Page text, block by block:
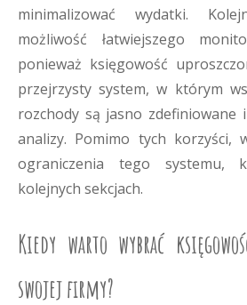
minimalizować wydatki.
możliwość łatwiejszego
ponieważ księgowość
przejrzysty system, w którym
rozchody są jasno zdefiniowane
analizy. Pomimo tych korzyści,
ograniczenia tego systemu,
kolejnych sekcjach.
Kiedy warto wybrać
swojej firmy?